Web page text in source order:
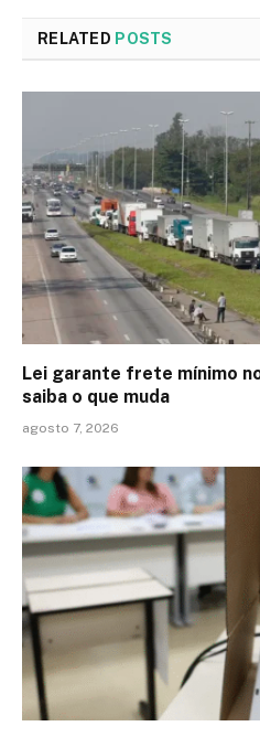
RELATED POSTS
Lei garante frete mínimo
saiba o que muda
agosto 7, 2026